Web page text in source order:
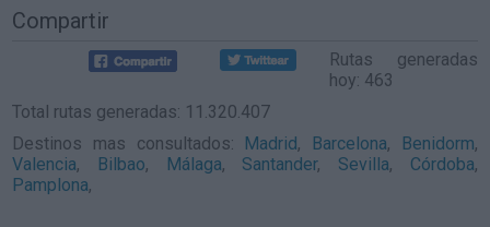
Compartir
Rutas generadas
hoy: 463
Total rutas generadas: 11.320.407
Destinos mas consultados:
Madrid, Barcelona, Benidorm,
Valencia, Bilbao, Málaga, Santander, Sevilla, Córdoba,
Pamplona,